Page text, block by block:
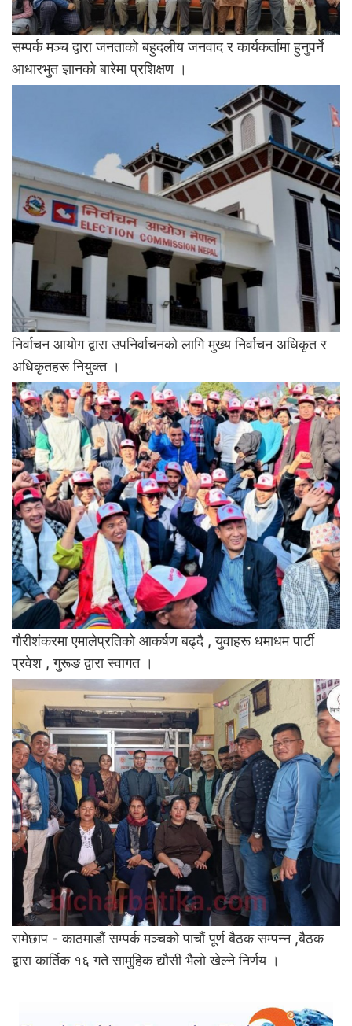
सम्पर्क मञ्च द्वारा जनताकाे बहुदलीय जनवाद र कार्यकर्तामा हुनुपर्ने
आधारभुत ज्ञानकाे बारेमा प्रशिक्षण ।
निर्वाचन आयाेग द्वारा उपनिर्वाचनकाे लागि मुख्य निर्वाचन अधिकृत र
अधिकृतहरू नियुक्त ।
गाैरीशंकरमा एमालेप्रतिकाे आकर्षण बढ्दै , युवाहरू धमाधम पार्टी
प्रवेश , गुरूङ द्वारा स्वागत ।
रामेछाप - काठमाडौं सम्पर्क मञ्चको पाचौं पूर्ण बैठक सम्पन्न ,बैठक
द्वारा कार्तिक १६ गते सामुहिक द्याैसी भैलाे खेल्ने निर्णय ।